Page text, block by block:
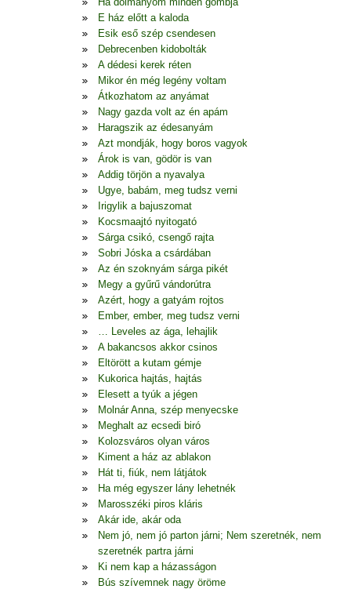
E ház előtt a kaloda
Esik eső szép csendesen
Debrecenben kidobolták
A dédesi kerek réten
Mikor én még legény voltam
Átkozhatom az anyámat
Nagy gazda volt az én apám
Haragszik az édesanyám
Azt mondják, hogy boros vagyok
Árok is van, gödör is van
Addig törjön a nyavalya
Ugye, babám, meg tudsz verni
Irigylik a bajuszomat
Kocsmaajtó nyitogató
Sárga csikó, csengő rajta
Sobri Jóska a csárdában
Az én szoknyám sárga pikét
Megy a gyűrű vándorútra
Azért, hogy a gatyám rojtos
Ember, ember, meg tudsz verni
… Leveles az ága, lehajlik
A bakancsos akkor csinos
Eltörött a kutam gémje
Kukorica hajtás, hajtás
Elesett a tyúk a jégen
Molnár Anna, szép menyecske
Meghalt az ecsedi biró
Kolozsváros olyan város
Kiment a ház az ablakon
Hát ti, fiúk, nem látjátok
Ha még egyszer lány lehetnék
Marosszéki piros kláris
Akár ide, akár oda
Nem jó, nem jó parton járni; Nem szeretnék, nem
szeretnék partra járni
Ki nem kap a házasságon
Bús szívemnek nagy öröme